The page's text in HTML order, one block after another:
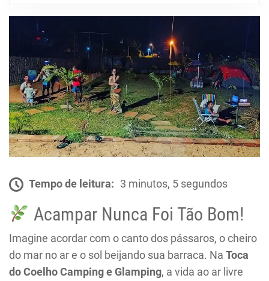
Tempo de leitura: 3 minutos, 5 segundos
Acampar Nunca Foi Tão Bom!
Imagine acordar com o canto dos pássaros, o cheiro
do mar no ar e o sol beijando sua barraca. Na Toca
do Coelho Camping e Glamping, a vida ao ar livre